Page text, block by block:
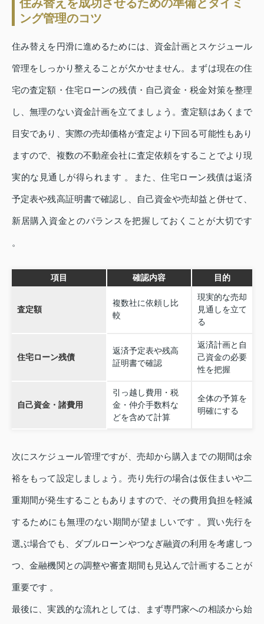
住み替えを成功させるための準備とタイミ
ング管理のコツ
住み替えを円滑に進めるためには、資金計画とスケジュール
管理をしっかり整えることが欠かせません。まずは現在の住
宅の査定額・住宅ローンの残債・自己資金・税金対策を整理
し、無理のない資金計画を立てましょう。査定額はあくまで
目安であり、実際の売却価格が査定より下回る可能性もあり
ますので、複数の不動産会社に査定依頼をすることでより現
実的な見通しが得られます 。また、住宅ローン残債は返済
予定表や残高証明書で確認し、自己資金や売却益と併せて、
新居購入資金とのバランスを把握しておくことが大切です
。
項目 確認内容 目的
査定額
複数社に依頼し比
較
現実的な売却
見通しを立て
る
住宅ローン残債
返済予定表や残高
証明書で確認
返済計画と自
己資金の必要
性を把握
自己資金・諸費用
引っ越し費用・税
金・仲介手数料な
どを含めて計算
全体の予算を
明確にする
次にスケジュール管理ですが、売却から購入までの期間は余
裕をもって設定しましょう。売り先行の場合は仮住まいや二
重期間が発生することもありますので、その費用負担を軽減
するためにも無理のない期間が望ましいです 。買い先行を
選ぶ場合でも、ダブルローンやつなぎ融資の利用を考慮しつ
つ、金融機関との調整や審査期間も見込んで計画することが
重要です 。
最後に、実践的な流れとしては、まず専門家への相談から始